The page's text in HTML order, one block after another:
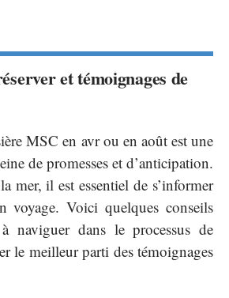
et témoignages de
MSC en avr ou en août est une
de promesses et d’anticipation.
mer, il est essentiel de s’informer
voyage. Voici quelques conseils
naviguer dans le processus de
le meilleur parti des témoignages